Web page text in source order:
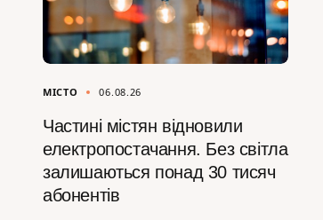
МІСТО 06.08.26
Частині містян відновили
електропостачання. Без світла
залишаються понад 30 тисяч
абонентів